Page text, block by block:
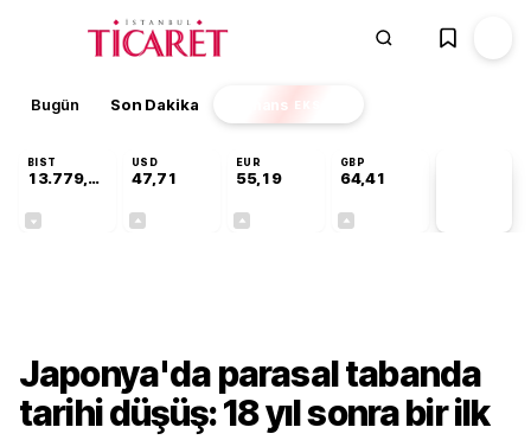
Bugün Son Dakika Finans EKSTRA
BIST
13.779,39
USD
47,71
EUR
55,19
GBP
64,41
Japonya'da parasal tabanda
tarihi düşüş: 18 yıl sonra bir ilk